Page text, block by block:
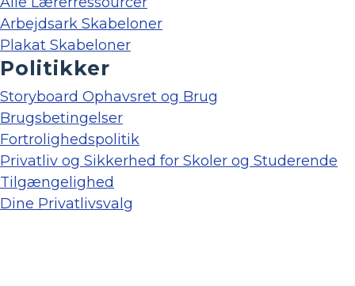
Arbejdsark Skabeloner
Plakat Skabeloner
Politikker
Storyboard Ophavsret og Brug
Brugsbetingelser
Fortrolighedspolitik
Privatliv og Sikkerhed for Skoler og Studerende
Tilgængelighed
Dine Privatlivsvalg